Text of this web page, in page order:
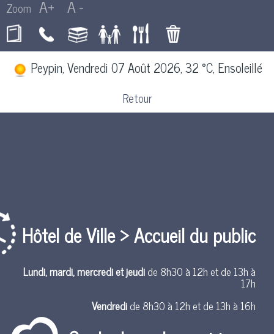
Peypin, Vendredi 07 Août 2026, 32 °C, Ensoleillé
Retour
Hôtel de Ville > Accueil du public
Lundi, mardi, mercredi et jeudide 8h30 à 12h et de 13h à
17h
Vendredide 8h30 à 12h et de 13h à 16h